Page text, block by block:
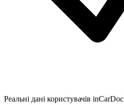
Реальні дані користувачів inCarDoc